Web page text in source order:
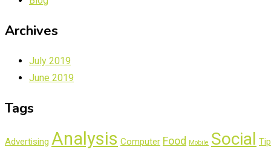
Archives
July 2019
June 2019
Tags
Advertising Analysis Computer Food Mobile Social